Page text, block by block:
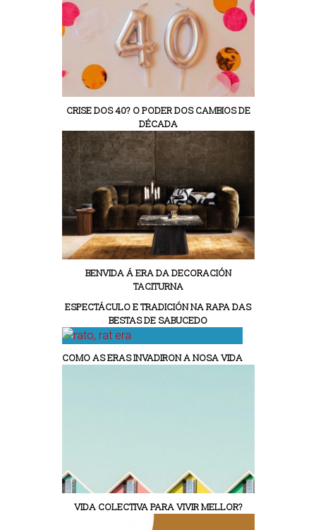
CRISE DOS 40? O PODER DOS CAMBIOS DE
DÉCADA
BENVIDA Á ERA DA DECORACIÓN
TACITURNA
ESPECTÁCULO E TRADICIÓN NA RAPA DAS
BESTAS DE SABUCEDO
COMO AS ERAS INVADIRON A NOSA VIDA
VIDA COLECTIVA PARA VIVIR MELLOR?